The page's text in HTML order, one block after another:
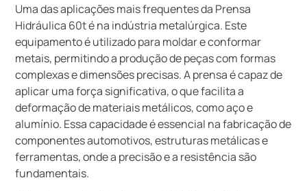
Uma das aplicações mais frequentes da Prensa
Hidráulica 60t é na indústria metalúrgica. Este
equipamento é utilizado para moldar e conformar
metais, permitindo a produção de peças com formas
complexas e dimensões precisas. A prensa é capaz de
aplicar uma força significativa, o que facilita a
deformação de materiais metálicos, como aço e
alumínio. Essa capacidade é essencial na fabricação de
componentes automotivos, estruturas metálicas e
ferramentas, onde a precisão e a resistência são
fundamentais.